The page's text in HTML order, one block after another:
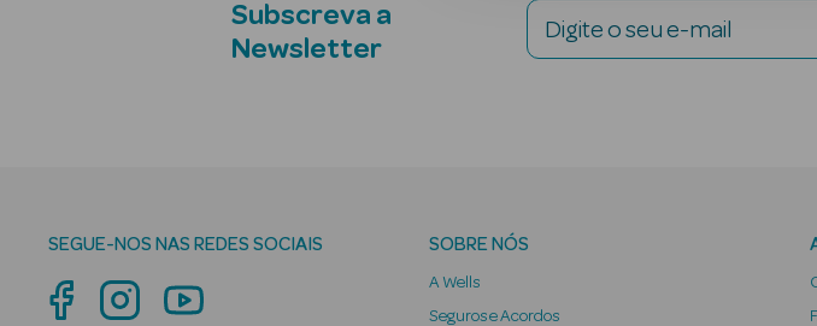
Subscreva a
Newsletter
Digite o seu e-mail
SEGUE-NOS NAS REDES SOCIAIS SOBRE NÓS
A Wells
Seguros e Acordos